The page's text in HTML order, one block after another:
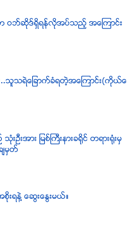
းက ဝဘ္ဆိုဒ္ရွိရန္လိုအပ္သည့္ အေၾကာင္း
း..သူသရဲေျခာက္ခံရတဲ့အေၾကာင္း(ကိုယ္ေ
းအား ျမစ္ႀကီးနားခရိုင္ တရားရံုးမွ
မွတ္
နဲ႔ ေဆြးေႏြးမယ္။